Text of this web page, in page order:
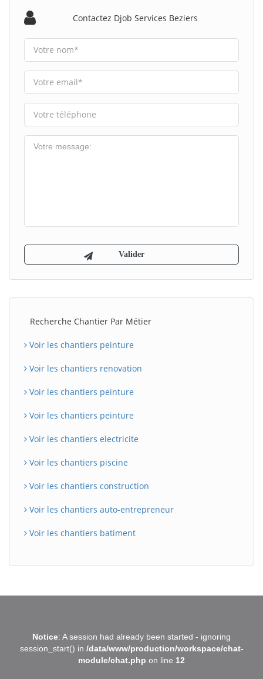
Contactez Djob Services Beziers
Recherche Chantier Par Métier
Voir les chantiers peinture
Voir les chantiers renovation
Voir les chantiers peinture
Voir les chantiers peinture
Voir les chantiers electricite
Voir les chantiers piscine
Voir les chantiers construction
Voir les chantiers auto-entrepreneur
Voir les chantiers batiment
Notice: A session had already been started - ignoring
session_start() in /data/www/production/workspace/chat-
module/chat.php on line 12
B
Assistant en ligne